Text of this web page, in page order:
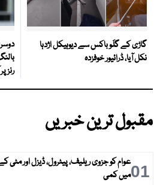
گاڑی کے گلَو باکس سے دیوہیکل اژدہا
نکل آیا، ڈرائیور خوفزدہ
رنز
مقبول ترین خبریں
01عوام کو جزوی ریلیف، پیٹرول، ڈیزل اور مٹی
میں کمی